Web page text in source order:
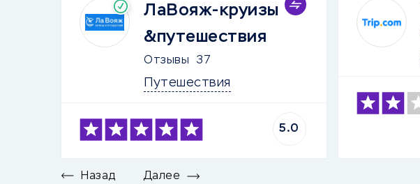
ЛаВояж-круизы
&путешествия
Отзывы 37
Путешествия
5.0
Назад Далее